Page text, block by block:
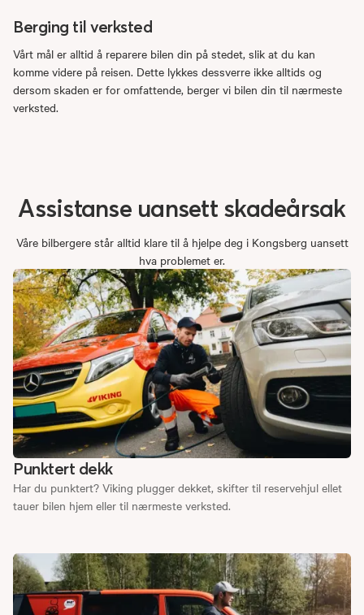
Berging til verksted
Vårt mål er alltid å reparere bilen din på stedet, slik at du kan
komme videre på reisen. Dette lykkes dessverre ikke alltids og
dersom skaden er for omfattende, berger vi bilen din til nærmeste
verksted.
Assistanse uansett skadeårsak
Våre bilbergere står alltid klare til å hjelpe deg i Kongsberg uansett
hva problemet er.
Punktert dekk
Har du punktert? Viking plugger dekket, skifter til reservehjul ellet
tauer bilen hjem eller til nærmeste verksted.